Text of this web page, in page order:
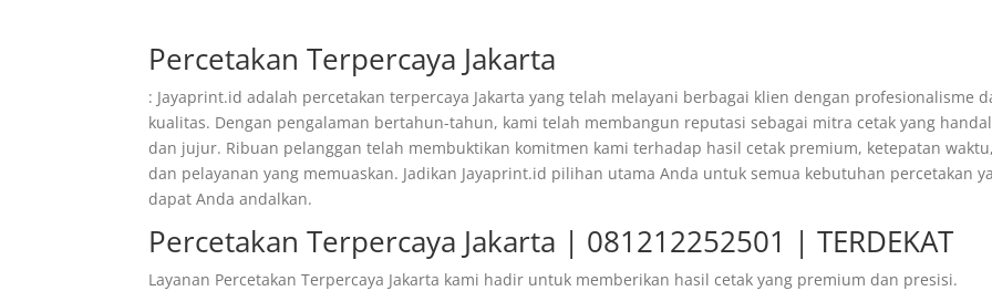
Percetakan Terpercaya Jakarta
: Jayaprint.id adalah percetakan terpercaya Jakarta yang telah melayani berbagai klien dengan profesionalisme
kualitas. Dengan pengalaman bertahun-tahun, kami telah membangun reputasi sebagai mitra cetak yang handal
dan jujur. Ribuan pelanggan telah membuktikan komitmen kami terhadap hasil cetak premium, ketepatan
dan pelayanan yang memuaskan. Jadikan Jayaprint.id pilihan utama Anda untuk semua kebutuhan percetakan
dapat Anda andalkan.
Percetakan Terpercaya Jakarta | 081212252501 | TERDEKAT
Layanan Percetakan Terpercaya Jakarta kami hadir untuk memberikan hasil cetak yang premium dan presisi.